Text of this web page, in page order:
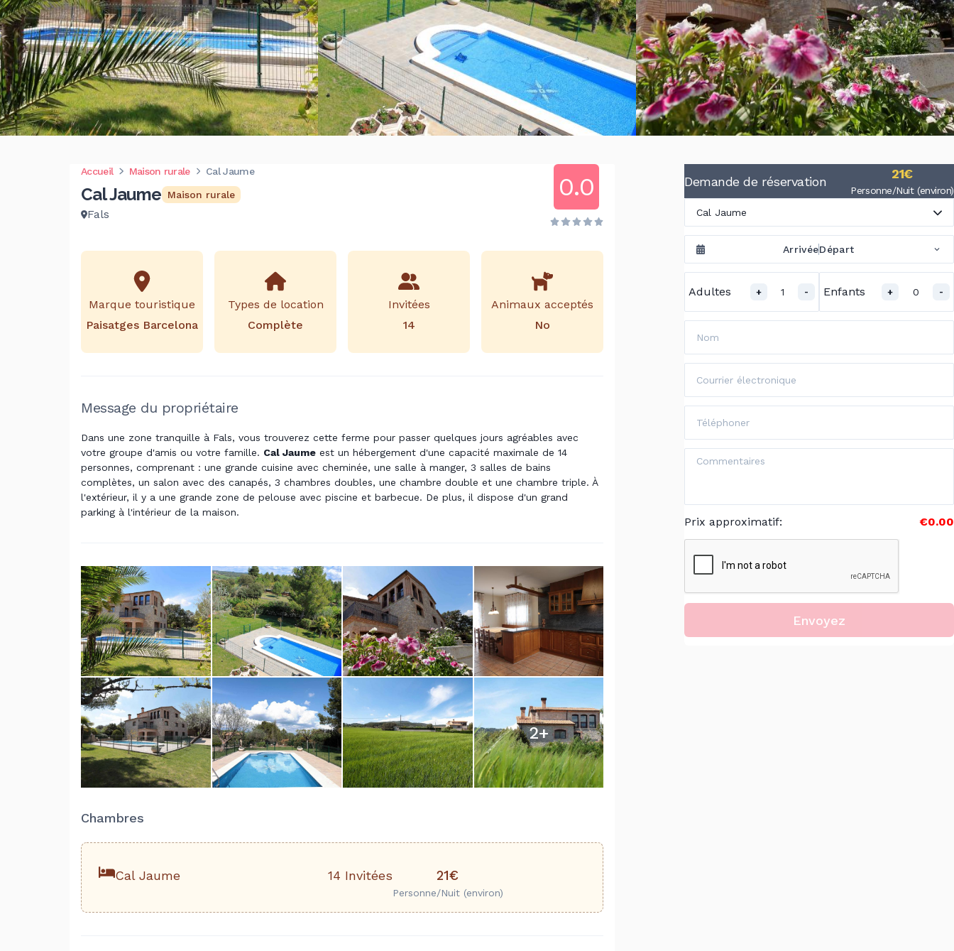
Accueil Maison rurale Cal Jaume
Cal Jaume Maison rurale
Fals
0.0
Marque touristique
Paisatges Barcelona
Types de location
Complète
Invitées
14
Animaux acceptés
No
Message du propriétaire
Dans une zone tranquille à Fals, vous trouverez cette ferme pour passer quelques jours agréables avec
votre groupe d'amis ou votre famille. Cal Jaume est un hébergement d'une capacité maximale de 14
personnes, comprenant : une grande cuisine avec cheminée, une salle à manger, 3 salles de bains
complètes, un salon avec des canapés, 3 chambres doubles, une chambre double et une chambre triple. À
l'extérieur, il y a une grande zone de pelouse avec piscine et barbecue. De plus, il dispose d'un grand
parking à l'intérieur de la maison.
2+
Chambres
Cal Jaume 14 Invitées 21€
Personne/Nuit (environ)
Demande de réservation 21€
Personne/Nuit (environ)
Cal Jaume
ArrivéeDépart
Adultes + 1 - Enfants + 0 -
Prix approximatif: €0.00
Envoyez